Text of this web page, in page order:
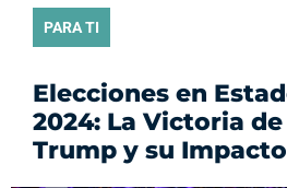
PARA TI
Elecciones en
2024: La Victoria
Trump y su